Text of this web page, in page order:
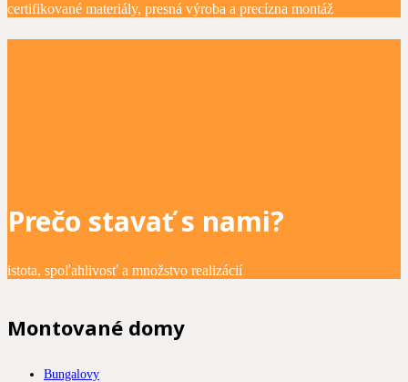
certifikované materiály, presná výroba a precízna montáž
Prečo stavať s nami?
istota, spoľahlivosť a množstvo realizácií
Montované domy
Bungalovy